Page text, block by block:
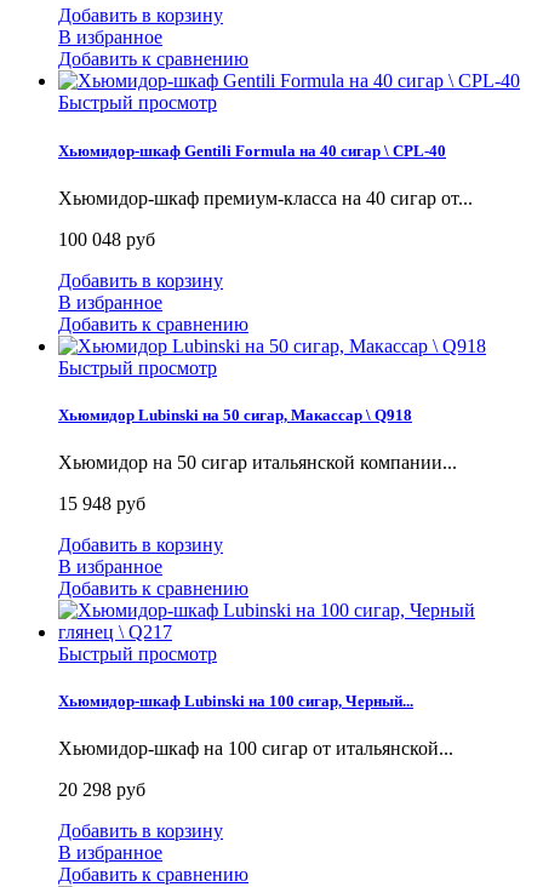
Добавить в корзину
В избранное
Добавить к сравнению
Быстрый просмотр
Хьюмидор-шкаф Gentili Formula на 40 сигар \ CPL-40
Хьюмидор-шкаф премиум-класса на 40 сигар от...
100 048 руб
Добавить в корзину
В избранное
Добавить к сравнению
Быстрый просмотр
Хьюмидор Lubinski на 50 сигар, Макассар \ Q918
Хьюмидор на 50 сигар итальянской компании...
15 948 руб
Добавить в корзину
В избранное
Добавить к сравнению
Быстрый просмотр
Хьюмидор-шкаф Lubinski на 100 сигар, Черный...
Хьюмидор-шкаф на 100 сигар от итальянской...
20 298 руб
Добавить в корзину
В избранное
Добавить к сравнению